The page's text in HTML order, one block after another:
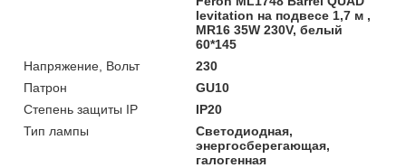
levitation на подвесе 1,7 м ,
MR16 35W 230V, белый
60*145
Напряжение, Вольт
230
Патрон
GU10
Степень защиты IP
IP20
Тип лампы
Светодиодная,
энергосберегающая,
галогенная